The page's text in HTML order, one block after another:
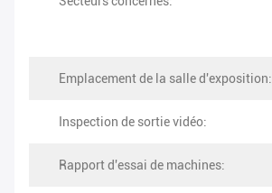
Emplacement de la salle d'exposition:
Inspection de sortie vidéo:
Rapport d'essai de machines: